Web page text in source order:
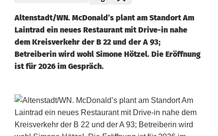
Altenstadt/WN. McDonald’s plant am Standort Am
Laintrad ein neues Restaurant mit Drive-in nahe
dem Kreisverkehr der B 22 und der A 93;
Betreiberin wird wohl Simone Hötzel. Die Eröffnung
ist für 2026 im Gespräch.